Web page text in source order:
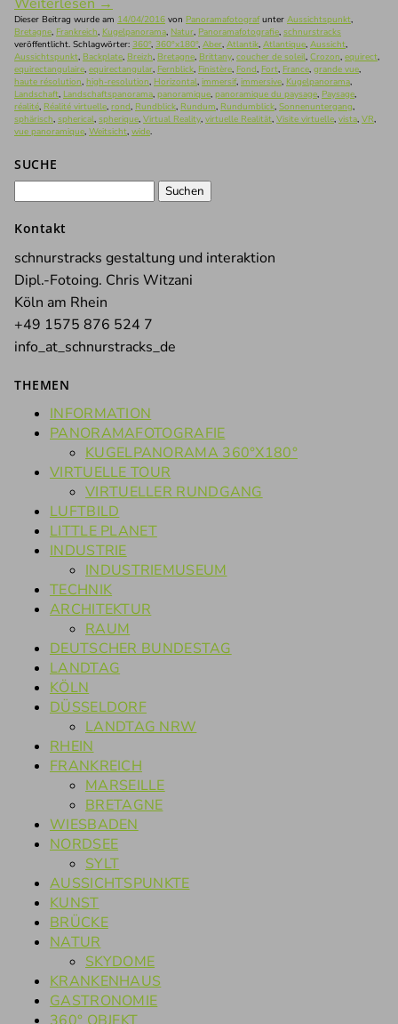
Dieser Beitrag wurde am 14/04/2016 von Panoramafotografunter Aussichtspunkt,
Bretagne, Frankreich, Kugelpanorama, Natur, Panoramafotografie, schnurstracks
veröffentlicht. Schlagwörter: 360°, 360°x180°, Aber, Atlantik, Atlantique, Aussicht,
Aussichtspunkt, Backplate, Breizh, Bretagne, Brittany, coucher de soleil, Crozon, equirect,
equirectangulaire, equirectangular, Fernblick, Finistère, Fond, Fort, France, grande vue,
haute résolution, high-resolution, Horizontal, immersif, immersive, Kugelpanorama,
Landschaft, Landschaftspanorama, panoramique, panoramique du paysage, Paysage,
réalité, Réalité virtuelle, rond, Rundblick, Rundum, Rundumblick, Sonnenuntergang,
sphärisch, spherical, spherique, Virtual Reality, virtuelle Realität, Visite virtuelle, vista, VR,
vue panoramique, Weitsicht, wide.
SUCHE
Kontakt
schnurstracks gestaltung und interaktion
Dipl.-Fotoing. Chris Witzani
Köln am Rhein
+49 1575 876 524 7
info_at_schnurstracks_de
THEMEN
INFORMATION
PANORAMAFOTOGRAFIE
KUGELPANORAMA 360°X180°
VIRTUELLE TOUR
VIRTUELLER RUNDGANG
LUFTBILD
LITTLE PLANET
INDUSTRIE
INDUSTRIEMUSEUM
TECHNIK
ARCHITEKTUR
RAUM
DEUTSCHER BUNDESTAG
LANDTAG
KÖLN
DÜSSELDORF
LANDTAG NRW
RHEIN
FRANKREICH
MARSEILLE
BRETAGNE
WIESBADEN
NORDSEE
SYLT
AUSSICHTSPUNKTE
KUNST
BRÜCKE
NATUR
SKYDOME
KRANKENHAUS
GASTRONOMIE